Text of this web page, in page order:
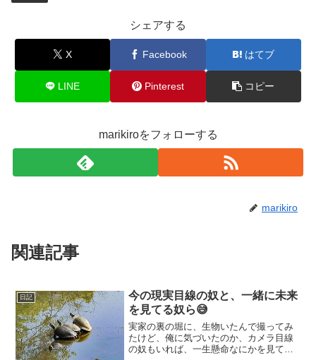
シェアする
X Facebook はてブ
LINE Pinterest コピー
marikiroをフォローする
marikiro
関連記事
日記
今の現実目線の奴と、一緒に未来
を見てる奴ら😅
実家の裏の堀に、生物いたんで撮ってみ
たけど、俺に気づいたのか、カメラ目線
の奴もいれば、一生懸命なにかを見てる